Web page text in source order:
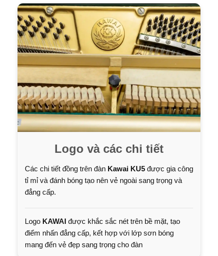
Logo và các chi tiết
Các chi tiết đồng trên đàn Kawai KU5 được gia công
tỉ mỉ và đánh bóng tạo nên vẻ ngoài sang trọng và
đẳng cấp.
Logo KAWAI được khắc sắc nét trên bề mặt, tạo
điểm nhấn đẳng cấp, kết hợp với lớp sơn bóng
mang đến vẻ đẹp sang trọng cho đàn